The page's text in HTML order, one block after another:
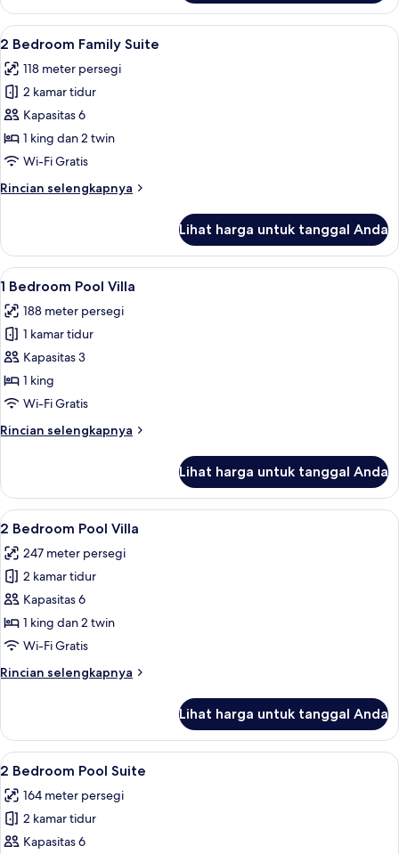
1
Bedroom
Suite
Lihat
semua
foto
untuk
2
Bedroom
Family
2 Bedroom Family Suite | Brankas,
6
2 Bedroom Family Suite
118 meter persegi
2 kamar tidur
Kapasitas 6
1 king dan 2 twin
Wi-Fi Gratis
Rincian selengkapnya
Rincian
2
Bedroom
Family
Lihat harga untuk tanggal Anda
Lihat
semua
foto
untuk
1
Bedroom
Pool
1 Bedroom Pool Villa | Brankas,
6
1 Bedroom Pool Villa
188 meter persegi
1 kamar tidur
Kapasitas 3
1 king
Wi-Fi Gratis
Rincian selengkapnya
Rincian
1
Bedroom
Pool
Lihat harga untuk tanggal Anda
Lihat
semua
foto
untuk
2
Bedroom
Pool
Brankas, meja kerja, ruang kerja
8
2 Bedroom Pool Villa
247 meter persegi
2 kamar tidur
Kapasitas 6
1 king dan 2 twin
Wi-Fi Gratis
Rincian selengkapnya
Rincian
2
Bedroom
Pool
Lihat harga untuk tanggal Anda
Lihat
semua
foto
untuk
2
2 Bedroom Pool Suite | Brankas,
5
2 Bedroom Pool Suite
164 meter persegi
2 kamar tidur
Kapasitas 6